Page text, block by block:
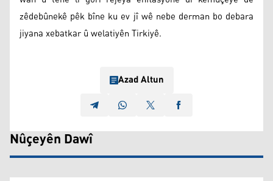
zêdebûnekê pêk bîne ku ev jî wê nebe derman bo debara
jiyana xebatkar û welatiyên Tirkiyê.
Azad Altun
Nûçeyên Dawî